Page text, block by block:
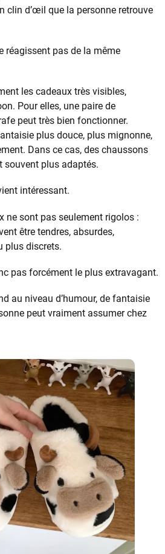
clin d’œil que la personne retrouve
réagissent pas de la même
les cadeaux très visibles,
Pour elles, une paire de
peut très bien fonctionner.
plus douce, plus mignonne,
Dans ce cas, des chaussons
souvent plus adaptés.
intéressant.
ne sont pas seulement rigolos :
être tendres, absurdes,
plus discrets.
pas forcément le plus extravagant.
au niveau d’humour, de fantaisie
peut vraiment assumer chez